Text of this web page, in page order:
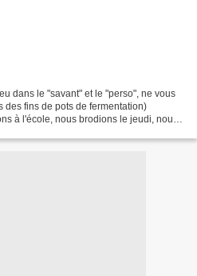
dans le "savant" et le "perso", ne vous
des fins de pots de fermentation)
à l'école, nous brodions le jeudi, nous